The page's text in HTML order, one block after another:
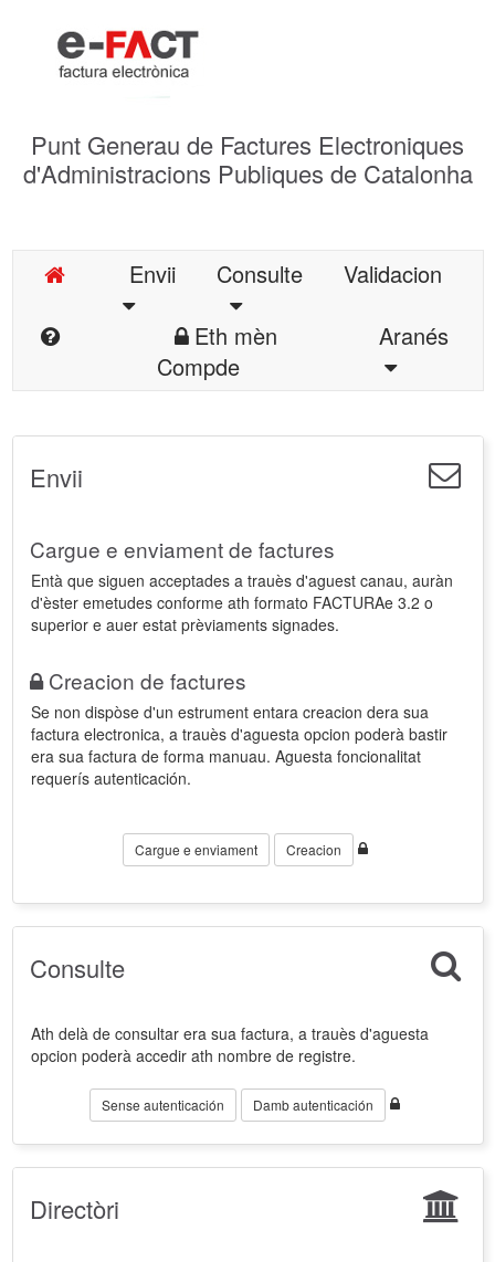
Punt Generau de Factures Electroniques
d'Administracions Publiques de Catalonha
Envii Consulte
Validacion
Eth mèn
Compde
Aranés
Envii
Cargue e enviament de factures
Entà que siguen acceptades a trauès d'aguest canau, auràn
d'èster emetudes conforme ath formato FACTURAe 3.2 o
superior e auer estat prèviaments signades.
Creacion de factures
Se non dispòse d'un estrument entara creacion dera sua
factura electronica, a trauès d'aguesta opcion poderà bastir
era sua factura de forma manuau. Aguesta foncionalitat
requerís autenticación.
Cargue e enviament Creacion
Consulte
Ath delà de consultar era sua factura, a trauès d'aguesta
opcion poderà accedir ath nombre de registre.
Sense autenticación Damb autenticación
Directòri